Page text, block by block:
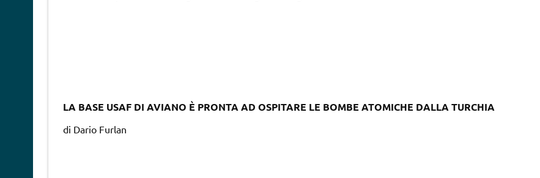
LA BASE USAF DI AVIANO È PRONTA AD OSPITARE LE BOMBE ATOMICHE DALLA TURCHIA
di Dario Furlan